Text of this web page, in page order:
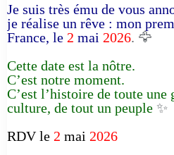
Je suis très ému de vous
je réalise un rêve : mon
France, le 2 mai 2026. 🦅
Cette date est la nôtre.
C’est notre moment.
C’est l’histoire de toute une
culture, de tout un peuple ✨
RDV le 2 mai 2026